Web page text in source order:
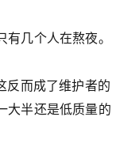
几个人在熬夜。
反而成了维护者的
半还是低质量的